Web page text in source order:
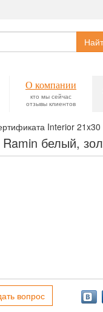
О компании
кто мы сейчас
отзывы клиентов
Interior
белый,
вопрос